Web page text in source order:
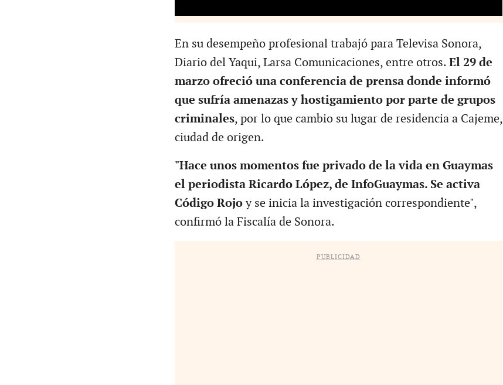
En su desempeño profesional trabajó para Televisa Sonora,
Diario del Yaqui, Larsa Comunicaciones, entre otros. El 29 de
marzo ofreció una conferencia de prensa donde informó
que sufría amenazas y hostigamiento por parte de grupos
criminales, por lo que cambio su lugar de residencia a Cajeme,
ciudad de origen.
"Hace unos momentos fue privado de la vida en Guaymas
el periodista Ricardo López, de InfoGuaymas. Se activa
Código Rojoy se inicia la investigación correspondiente",
confirmó la Fiscalía de Sonora.
PUBLICIDAD